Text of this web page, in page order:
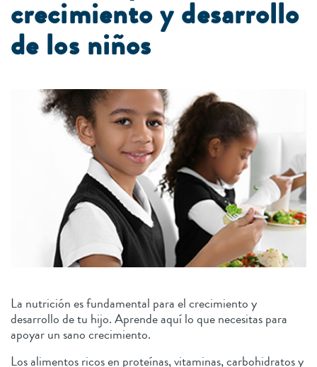
crecimiento y desarrollo
de los niños
La nutrición es fundamental para el crecimiento y
desarrollo de tu hijo. Aprende aquí lo que necesitas para
apoyar un sano crecimiento.
Los alimentos ricos en proteínas, vitaminas, carbohidratos y